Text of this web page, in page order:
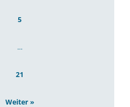
5
…
21
Weiter »